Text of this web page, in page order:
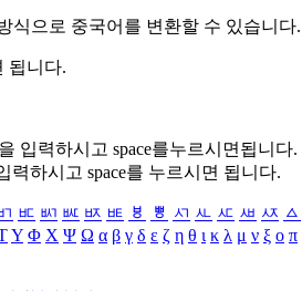
식으로 중국어를 변환할 수 있습니다.
됩니다.
을 입력하시고 space를누르시면됩니다.
력하시고 space를 누르시면 됩니다.
ㅳ ㅴ ㅵ ㅶ ㅷ ㅸ ㅹ ㅺ ㅻ ㅼ ㅽ ㅾ ㅿ
Υ Φ Χ Ψ Ω α β γ δ ε ζ η θ ι κ λ μ ν ξ ο π